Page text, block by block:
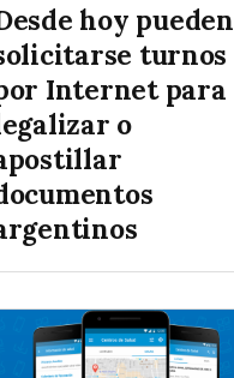
hoy pueden
turnos
Internet para
o